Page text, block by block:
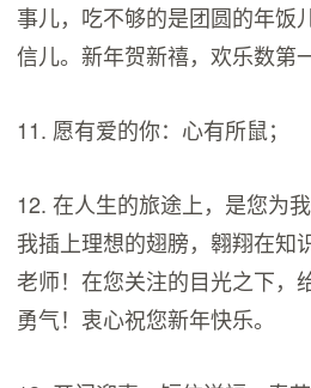
事儿，吃不够的是团圆的年饭
信儿。新年贺新禧，欢乐数第一
11. 愿有爱的你：心有所鼠；
12. 在人生的旅途上，是您为
我插上理想的翅膀，翱翔在知
老师！在您关注的目光之下，
勇气！衷心祝您新年快乐。